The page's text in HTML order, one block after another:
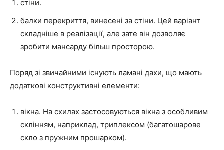
стіни.
балки перекриття, винесені за стіни. Цей варіант
складніше в реалізації, але зате він дозволяє
зробити мансарду більш просторою.
Поряд зі звичайними існують ламані дахи, що мають
додаткові конструктивні елементи:
вікна. На схилах застосовуються вікна з особливим
склінням, наприклад, триплексом (багатошарове
скло з пружним прошарком).